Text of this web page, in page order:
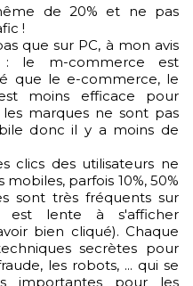
de 20% et ne pas
!
que sur PC, à mon avis
: le m-commerce est
que le e-commerce, le
moins efficace pour
marques ne sont pas
donc il y a moins de
clics des utilisateurs ne
parfois 10%, 50%
sont très fréquents sur
est lente à s'afficher
bien cliqué). Chaque
secrètes pour
les robots, ... qui se
importantes pour les